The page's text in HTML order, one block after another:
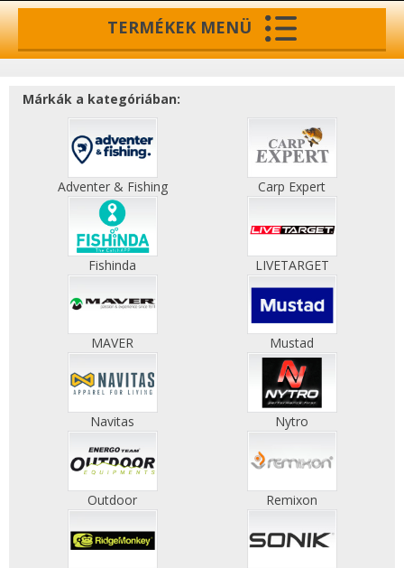
TERMÉKEK MENÜ
Márkák a kategóriában:
Adventer & Fishing Carp Expert
Fishinda LIVETARGET
MAVER Mustad
Navitas Nytro
Outdoor Remixon